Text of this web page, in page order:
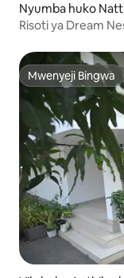
Nyumba huko
Risoti ya Dream
Mwenyeji Bingwa
Mwenyeji Bingwa